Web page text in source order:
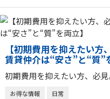
【初期費用を抑えたい
賃貸仲介は“安さ”と“質”
初期費用を抑えたい方、必見
お得な情報 日常